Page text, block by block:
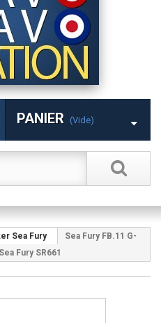
PANIER (vide)
Sea Fury
Sea Fury FB.11 G-
Fury SR661